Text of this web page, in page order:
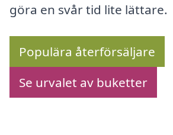
göra en svår tid lite lättare.
Populära återförsäljare
Se urvalet av buketter